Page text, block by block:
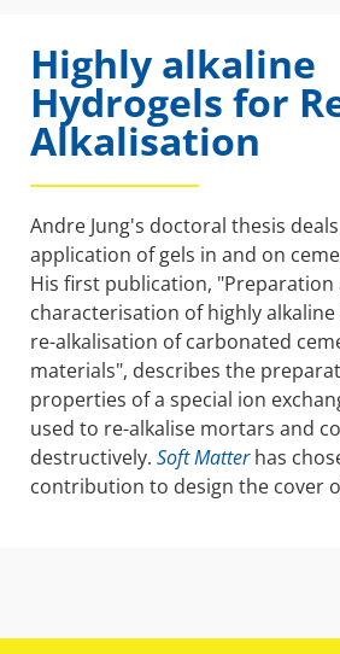
Highly alkaline
Hydrogels for
Alkalisation
Andre Jung's doctoral thesis
application of gels in and on
His first publication, "Preparation
characterisation of highly
re-alkalisation of carbonated
materials", describes the
properties of a special ion
used to re-alkalise mortars and
destructively. Soft Matterhas
contribution to design the cover